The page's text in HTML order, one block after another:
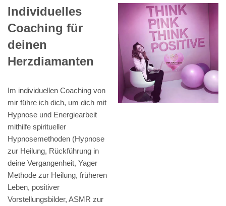
Individuelles
Coaching für
deinen
Herzdiamanten
Im individuellen Coaching von
mir führe ich dich, um dich mit
Hypnose und Energiearbeit
mithilfe spiritueller
Hypnosemethoden (Hypnose
zur Heilung, Rückführung in
deine Vergangenheit, Yager
Methode zur Heilung, früheren
Leben, positiver
Vorstellungsbilder, ASMR zur